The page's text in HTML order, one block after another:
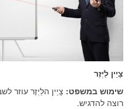
צָיַין לֵיְזֶר
שימוש במשפט: צָיַין הלֵיְזֶר עוזר
רוצה להדגיש.